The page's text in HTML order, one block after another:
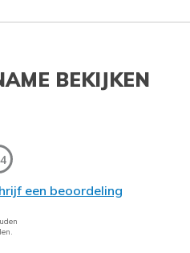
BEKIJKEN
een beoordeling